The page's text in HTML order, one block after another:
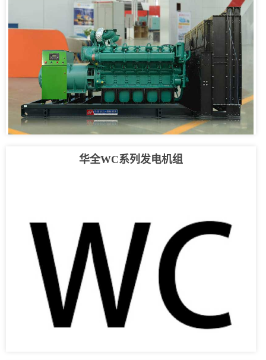
华全WC系列发电机组